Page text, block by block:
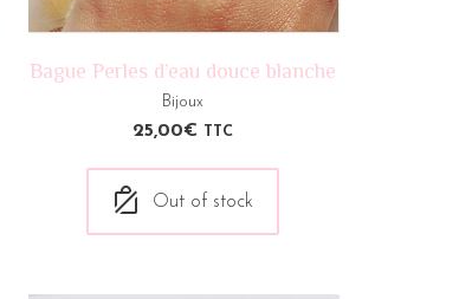
Bague Perles d’eau douce blanche
Bijoux
25,00€ TTC
Out of stock